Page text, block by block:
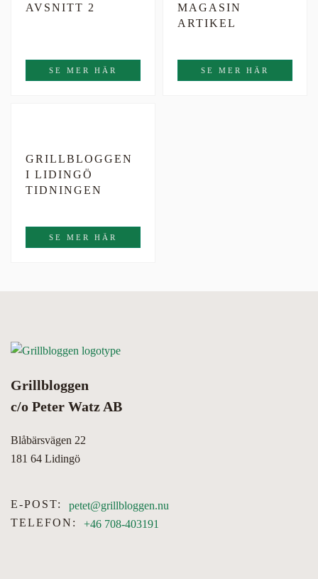
AVSNITT 2
SE MER HÄR
MAGASIN
ARTIKEL
SE MER HÄR
GRILLBLOGGEN
I LIDINGÖ
TIDNINGEN
SE MER HÄR
Grillbloggen
c/o Peter Watz AB
Blåbärsvägen 22
181 64 Lidingö
E-POST:
petet@grillbloggen.nu
TELEFON:
+46 708-403191